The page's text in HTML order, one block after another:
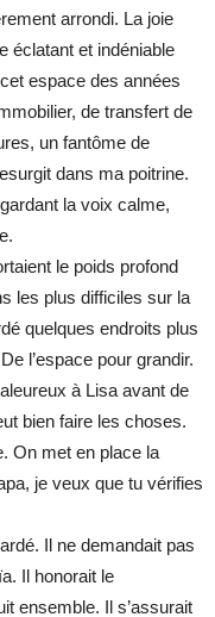
arrondi. La joie
éclatant et indéniable
espace des années
de transfert de
un fantôme de
dans ma poitrine.
la voix calme,
le poids profond
les plus difficiles sur la
quelques endroits plus
l’espace pour grandir.
à Lisa avant de
bien faire les choses.
On met en place la
je veux que tu vérifies
Il ne demandait pas
Il honorait le
ensemble. Il s’assurait